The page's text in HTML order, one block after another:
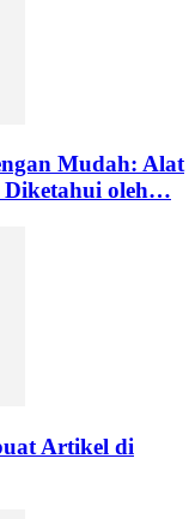
Mudah: Alat
Diketahui oleh…
Artikel di